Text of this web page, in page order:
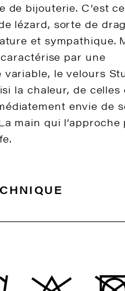
de bijouterie. C’est
lézard, sorte de
et sympathique.
par une
variable, le velours
la chaleur, de celles
envie de
main qui l’approche